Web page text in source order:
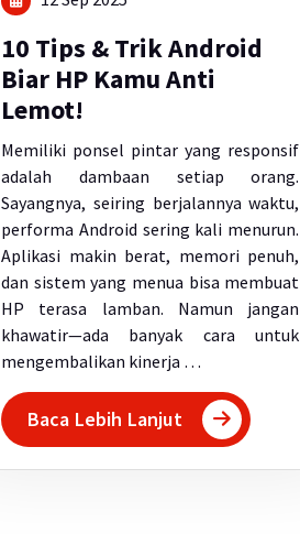
10 Tips & Trik Android
Biar HP Kamu Anti
Lemot!
Memiliki ponsel pintar yang responsif
adalah dambaan setiap orang.
Sayangnya, seiring berjalannya waktu,
performa Android sering kali menurun.
Aplikasi makin berat, memori penuh,
dan sistem yang menua bisa membuat
HP terasa lamban. Namun jangan
khawatir—ada banyak cara untuk
mengembalikan kinerja …
Baca Lebih Lanjut